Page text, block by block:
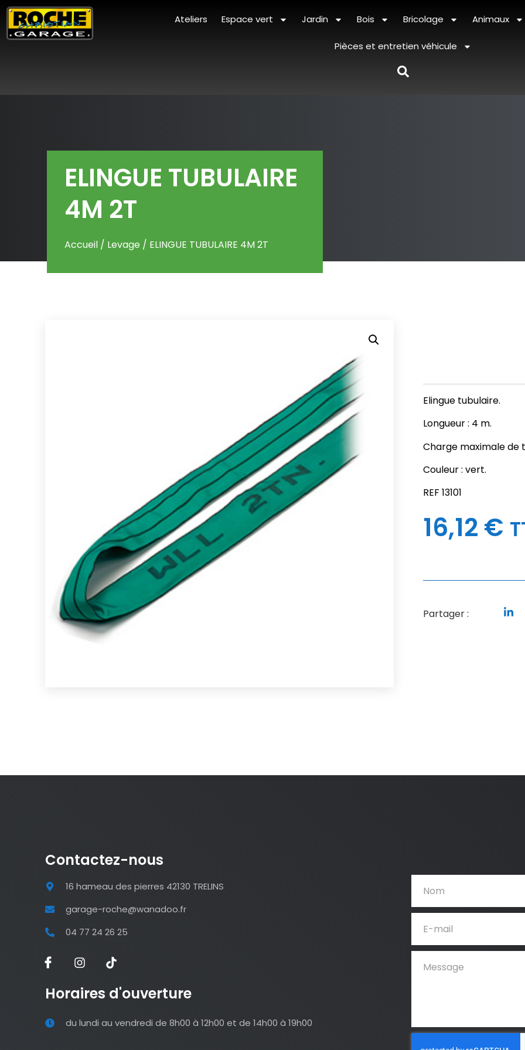
Ateliers Espace vert Jardin Bois Bricolage Animaux
Pièces et entretien véhicule
ELINGUE TUBULAIRE
4M 2T
Accueil / Levage / ELINGUE TUBULAIRE 4M 2T
Elingue tubulaire.
Longueur : 4 m.
Charge maximale de
Couleur : vert.
REF 13101
16,12 €
Partager :
Contactez-nous
16 hameau des pierres 42130 TRELINS
garage-roche@wanadoo.fr
04 77 24 26 25
Horaires d'ouverture
du lundi au vendredi de 8h00 à 12h00 et de 14h00 à 19h00